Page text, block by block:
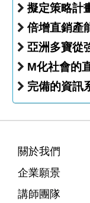
擬定策略計
倍增直銷產
亞洲多寶從
M化社會的
完備的資訊
關於我們
企業願景
講師團隊